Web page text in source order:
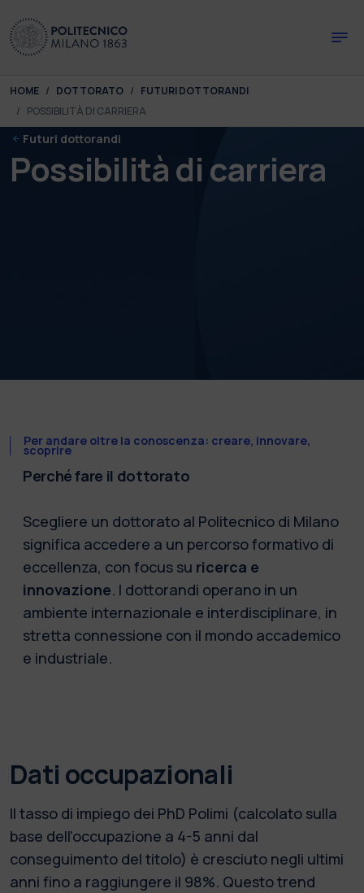
You are here:
HOME DOTTORATO
FUTURI DOTTORANDI
POSSIBILITÀ DI CARRIERA
Futuri dottorandi
Possibilità di carriera
Per andare oltre la conoscenza: creare, innovare,
scoprire
Perché fare il dottorato
Scegliere un dottorato al Politecnico di Milano
significa accedere a un percorso formativo di
eccellenza, con focus su ricerca e
innovazione. I dottorandi operano in un
ambiente internazionale e interdisciplinare, in
stretta connessione con il mondo accademico
e industriale.
Dati occupazionali
Il tasso di impiego dei PhD Polimi (calcolato sulla
base dell'occupazione a 4-5 anni dal
conseguimento del titolo) è cresciuto negli ultimi
anni fino a raggiungere il 98%. Questo trend